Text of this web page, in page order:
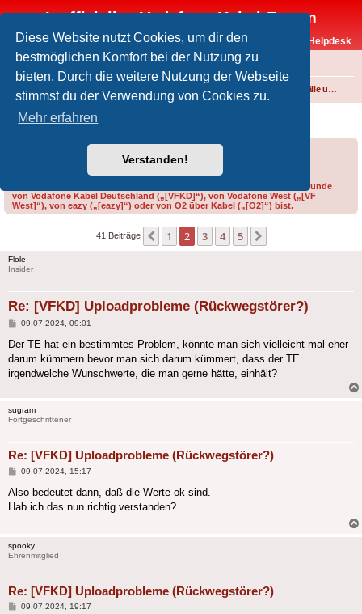
Diese Website nutzt Cookies, um dir den
bestmöglichen Komfort bei der Nutzung zu
bieten. Durch die weitere Nutzung der Webseite
stimmst du der Verwendung von Cookies zu.
Mehr erfahren
Verstanden!
Inoffizielles Vodafone-Kabel-Forum
Vodafone-Kabel-Helpdesk
FAQ
Foren-Übersicht Internet und Telefon über Kabel Störungen, Ausfälle und Speedprobleme
[VFKD] Uploadprobleme (Rückwegstörer?)
Bitte gib bei der Erstellung eines Threads im Feld „Präfix“ an, ob du Kunde
von Vodafone Kabel Deutschland („[VFKD]“), von Vodafone West („[VF
West]“), von eazy („[eazy]“) oder von O2 über Kabel („[O2]“) bist.
41 Beiträge Vorherige
1 2 3 4 5
Flole
Insider
Re: [VFKD] Uploadprobleme (Rückwegstörer?)
Beitrag
09.07.2024, 09:01
Der TE hat ein bestimmtes Problem, könnte man sich vielleicht mal eher
darum kümmern bevor man sich darum kümmert, dass der TE
irgendwelche Wunschwerte, die man gerne hätte, einhält?
sugram
Fortgeschrittener
Re: [VFKD] Uploadprobleme (Rückwegstörer?)
Beitrag
09.07.2024, 15:17
Also bedeutet dann, daß die Werte ok sind.
Hab ich das nun richtig verstanden?
spooky
Ehrenmitglied
Re: [VFKD] Uploadprobleme (Rückwegstörer?)
Beitrag
09.07.2024, 19:17